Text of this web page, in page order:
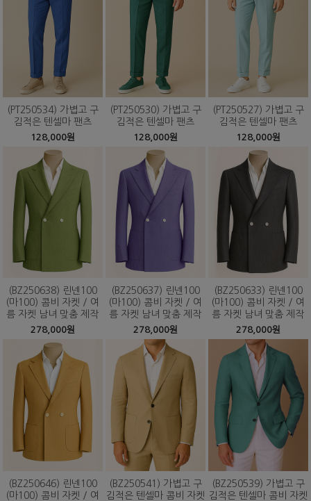
(PT250534) 가볍고 구
김적은 텐셀마 팬츠
128,000원
(PT250530) 가볍고 구
김적은 텐셀마 팬츠
128,000원
(PT250527) 가볍고 구
김적은 텐셀마 팬츠
128,000원
(BZ250638) 린넨100
(마100) 콤비 자켓 / 여
름 자켓 남녀 맞춤 제작
278,000원
(BZ250637) 린넨100
(마100) 콤비 자켓 / 여
름 자켓 남녀 맞춤 제작
278,000원
(BZ250633) 린넨100
(마100) 콤비 자켓 / 여
름 자켓 남녀 맞춤 제작
278,000원
(BZ250646) 린넨100
(마100) 콤비 자켓 / 여
(BZ250541) 가볍고 구
김적은 텐셀마 콤비 자켓
(BZ250539) 가볍고 구
김적은 텐셀마 콤비 자켓